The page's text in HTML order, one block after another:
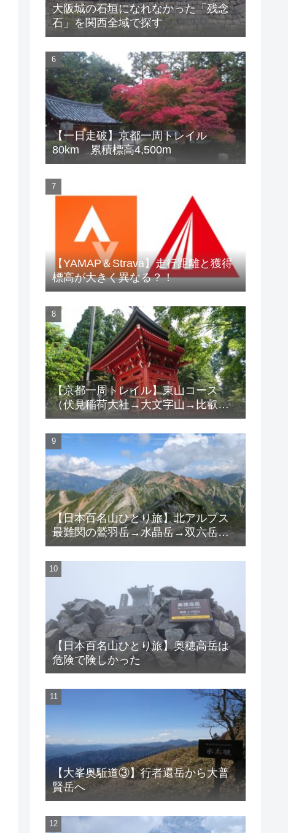
大阪城の石垣になれなかった「残念
石」を関西全域で探す
【一日走破】京都一周トレイル
80km 累積標高4,500m
【YAMAP＆Strava】走行距離と獲得
標高が大きく異なる？！
【京都一周トレイル】東山コース
（伏見稲荷大社→大文字山→比叡
山）
【日本百名山ひとり旅】北アルプス
最難関の鷲羽岳→水晶岳→双六岳ル
ートで日本記録達成！
【日本百名山ひとり旅】奥穂高岳は
危険で険しかった
【大峯奥駈道③】行者還岳から大普
賢岳へ